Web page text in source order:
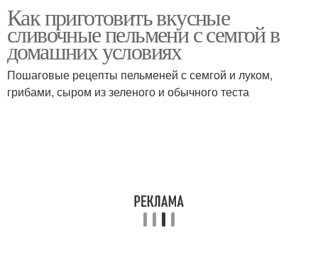
Пельмешки с семгой
Как приготовить вкусные
сливочные пельмени с семгой в
домашних условиях
Пошаговые рецепты пельменей с семгой и луком,
грибами, сыром из зеленого и обычного теста